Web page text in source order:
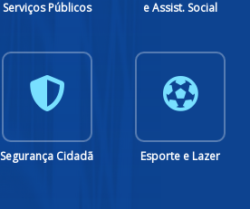
Locacional para
Construção Civil -
Habite-se -
Requisição
Murar Terreno -
Requisição
Remembramento
Retificação de
Serviços Públicos
e Assist. Social
Segurança Cidadã Esporte e Lazer